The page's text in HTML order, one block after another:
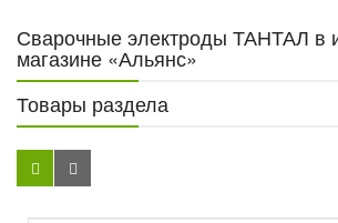
Сварочные электроды ТАНТАЛ в
магазине «Альянс»
Товары раздела